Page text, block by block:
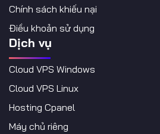
Chính sách khiếu nại
Điều khoản sử dụng
Dịch vụ
Cloud VPS Windows
Cloud VPS Linux
Hosting Cpanel
Máy chủ riêng